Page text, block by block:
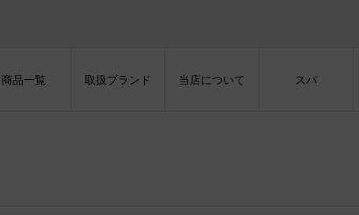
商品一覧 取扱ブランド 当店について スパ